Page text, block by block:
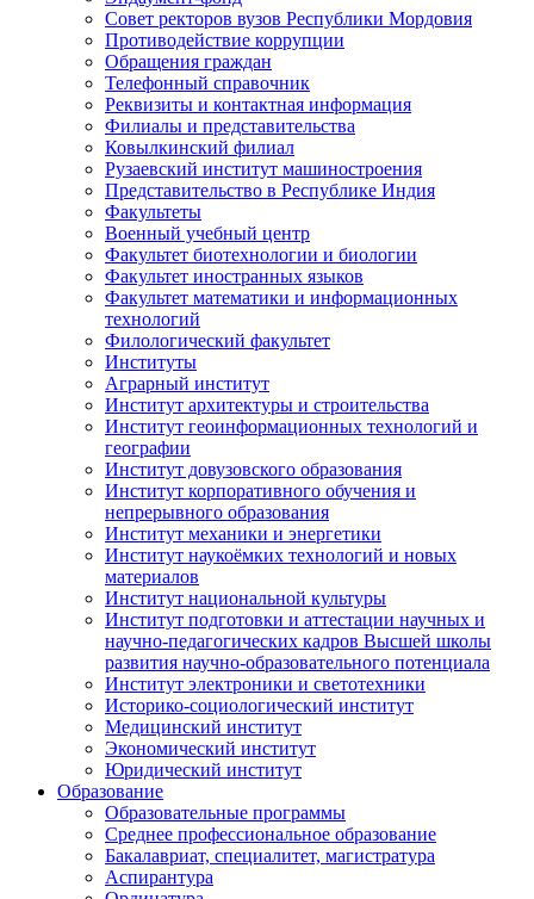
Совет ректоров вузов Республики Мордовия
Противодействие коррупции
Обращения граждан
Телефонный справочник
Реквизиты и контактная информация
Филиалы и представительства
Ковылкинский филиал
Рузаевский институт машиностроения
Представительство в Республике Индия
Факультеты
Военный учебный центр
Факультет биотехнологии и биологии
Факультет иностранных языков
Факультет математики и информационных
технологий
Филологический факультет
Институты
Аграрный институт
Институт архитектуры и строительства
Институт геоинформационных технологий и
географии
Институт довузовского образования
Институт корпоративного обучения и
непрерывного образования
Институт механики и энергетики
Институт наукоёмких технологий и новых
материалов
Институт национальной культуры
Институт подготовки и аттестации научных и
научно-педагогических кадров Высшей школы
развития научно-образовательного потенциала
Институт электроники и светотехники
Историко-социологический институт
Медицинский институт
Экономический институт
Юридический институт
Образование
Образовательные программы
Среднее профессиональное образование
Бакалавриат, специалитет, магистратура
Аспирантура